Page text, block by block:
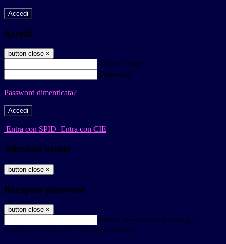
Accedi
Accedi
button close ×
Nome Utente
Password
Password dimenticata?
-
Entra con SPID Entra con CIE
Seleziona utente
button close ×
Recupero password
button close ×
E-mail Verrà inviato un messaggio
all'indirizzo indicato con le istruzioni necessarie.